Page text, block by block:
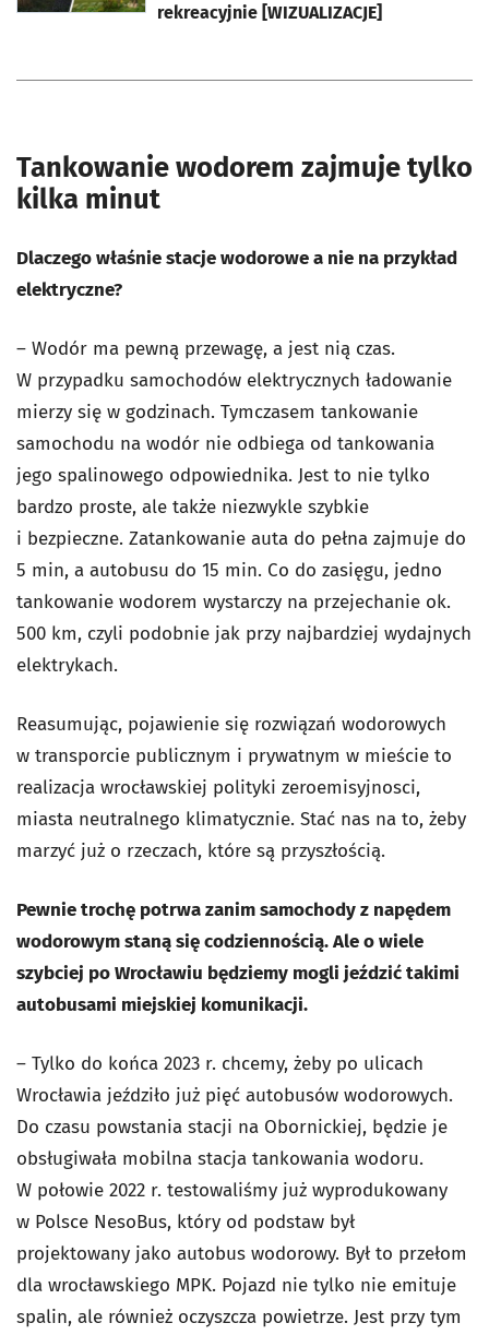
rekreacyjnie [WIZUALIZACJE]
Tankowanie wodorem zajmuje tylko
kilka minut
Dlaczego właśnie stacje wodorowe a nie na przykład
elektryczne?
– Wodór ma pewną przewagę, a jest nią czas.
W przypadku samochodów elektrycznych ładowanie
mierzy się w godzinach. Tymczasem tankowanie
samochodu na wodór nie odbiega od tankowania
jego spalinowego odpowiednika. Jest to nie tylko
bardzo proste, ale także niezwykle szybkie
i bezpieczne. Zatankowanie auta do pełna zajmuje do
5 min, a autobusu do 15 min. Co do zasięgu, jedno
tankowanie wodorem wystarczy na przejechanie ok.
500 km, czyli podobnie jak przy najbardziej wydajnych
elektrykach.
Reasumując, pojawienie się rozwiązań wodorowych
w transporcie publicznym i prywatnym w mieście to
realizacja wrocławskiej polityki zeroemisyjnosci,
miasta neutralnego klimatycznie. Stać nas na to, żeby
marzyć już o rzeczach, które są przyszłością.
Pewnie trochę potrwa zanim samochody z napędem
wodorowym staną się codziennością. Ale o wiele
szybciej po Wrocławiu będziemy mogli jeździć takimi
autobusami miejskiej komunikacji.
– Tylko do końca 2023 r. chcemy, żeby po ulicach
Wrocławia jeździło już pięć autobusów wodorowych.
Do czasu powstania stacji na Obornickiej, będzie je
obsługiwała mobilna stacja tankowania wodoru.
W połowie 2022 r. testowaliśmy już wyprodukowany
w Polsce NesoBus, który od podstaw był
projektowany jako autobus wodorowy. Był to przełom
dla wrocławskiego MPK. Pojazd nie tylko nie emituje
spalin, ale również oczyszcza powietrze. Jest przy tym